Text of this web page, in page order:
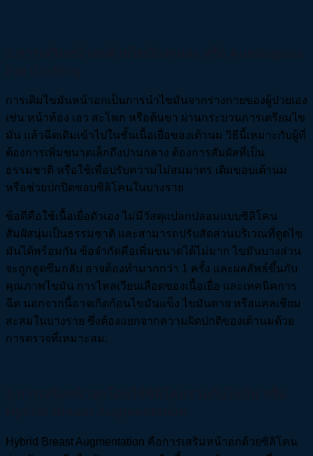
การเติมไขมันหน้าอกเป็นการนำไขมันจากร่างกายของผู้ป่วยเอง
เช่น หน้าท้อง เอว สะโพก หรือต้นขา ผ่านกระบวนการเตรียมไข
มัน แล้วฉีดเติมเข้าไปในชั้นเนื้อเยื่อของเต้านม วิธีนี้เหมาะกับผู้ที่
ต้องการเพิ่มขนาดเล็กถึงปานกลาง ต้องการสัมผัสที่เป็น
ธรรมชาติ หรือใช้เพื่อปรับความไม่สมมาตร เติมขอบเต้านม
หรือช่วยปกปิดขอบซิลิโคนในบางราย
ข้อดีคือใช้เนื้อเยื่อตัวเอง ไม่มีวัสดุแปลกปลอมแบบซิลิโคน
สัมผัสนุ่มเป็นธรรมชาติ และสามารถปรับสัดส่วนบริเวณที่ดูดไข
มันได้พร้อมกัน ข้อจำกัดคือเพิ่มขนาดได้ไม่มาก ไขมันบางส่วน
จะถูกดูดซึมกลับ อาจต้องทำมากกว่า 1 ครั้ง และผลลัพธ์ขึ้นกับ
คุณภาพไขมัน การไหลเวียนเลือดของเนื้อเยื่อ และเทคนิคการ
ฉีด นอกจากนี้อาจเกิดก้อนไขมันแข็ง ไขมันตาย หรือแคลเซียม
สะสมในบางราย ซึ่งต้องแยกจากความผิดปกติของเต้านมด้วย
การตรวจที่เหมาะสม.
Hybrid Breast Augmentation คือการเสริมหน้าอกด้วยซิลิโคน